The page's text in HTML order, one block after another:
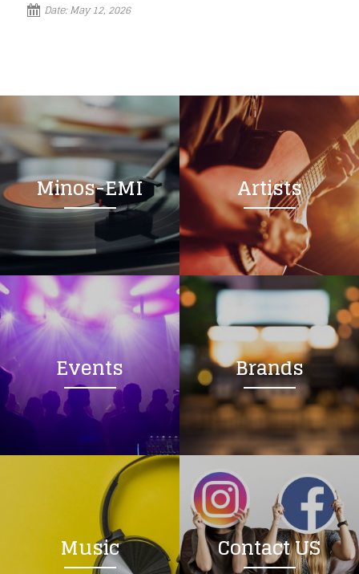
Date:May 12, 2026
Minos-EMI Artists
Events Brands
Music Contact US